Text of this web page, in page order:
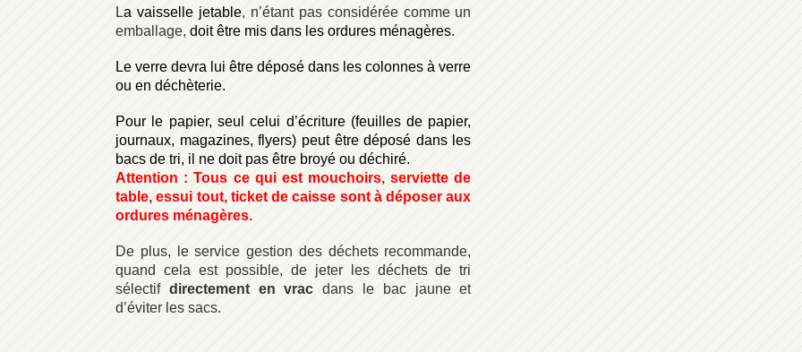
La vaisselle jetable, n’étant pas considérée comme un
emballage, doit être mis dans les ordures ménagères.
Le verre devra lui être déposé dans les colonnes à verre
ou en déchèterie.
Pour le papier, seul celui d’écriture (feuilles de papier,
journaux, magazines, flyers) peut être déposé dans les
bacs de tri, il ne doit pas être broyé ou déchiré.
Attention : Tous ce qui est mouchoirs, serviette de
table, essui tout, ticket de caisse sont à déposer aux
ordures ménagères.
De plus, le service gestion des déchets recommande,
quand cela est possible, de jeter les déchets de tri
sélectif directement en vrac dans le bac jaune et
d’éviter les sacs.